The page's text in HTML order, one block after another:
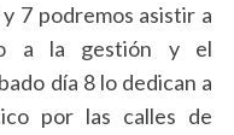
7 podremos asistir a
a la gestión y el
día 8 lo dedican a
por las calles de